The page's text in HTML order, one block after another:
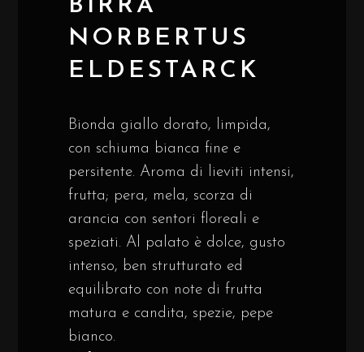
BIRRA
NORBERTUS
ELDESTARCK
Bionda giallo dorato, limpida,
con schiuma bianca fine e
persitente. Aroma di lieviti intensi,
frutta; pera, mela, scorza di
arancia con sentori floreali e
speziati. Al palato è dolce, gusto
intenso, ben strutturato ed
equilibrato con note di frutta
matura e candita, spezie, pepe
bianco.